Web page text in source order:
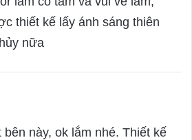
thiết kế lấy ánh sáng thiên
nữa
bên này, ok lắm nhé. Thiết kế